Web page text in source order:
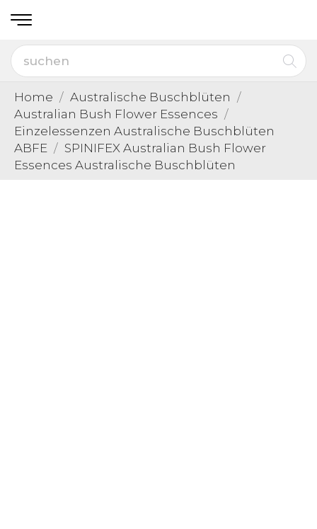
Home
Australische Buschblüten
Australian Bush Flower Essences
Einzelessenzen Australische Buschblüten
ABFE
SPINIFEX Australian Bush Flower
Essences Australische Buschblüten